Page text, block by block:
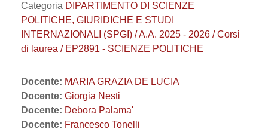
Categoria DIPARTIMENTO DI SCIENZE
POLITICHE, GIURIDICHE E STUDI
INTERNAZIONALI (SPGI) / A.A. 2025 - 2026 / Corsi
di laurea / EP2891 - SCIENZE POLITICHE
Docente: MARIA GRAZIA DE LUCIA
Docente: Giorgia Nesti
Docente: Debora Palama'
Docente: Francesco Tonelli